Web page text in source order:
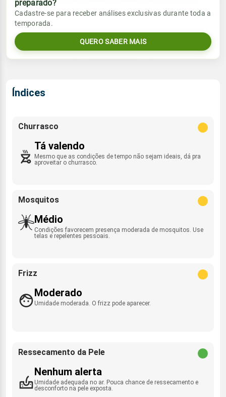
Umidade do ar
75% 98%
Rajada de vento
Sol
07:04h às 18:11h
Lua
Chuva
7.2mm
Umidade do ar
Vento
ESE - 3km/h
Rajada de vento
Sol
preparado?
Cadastre-se para receber análises exclusivas durante toda a
temporada.
QUERO SABER MAIS
Índices
Churrasco
Tá valendo
Mesmo que as condições de tempo não sejam ideais, dá pra
aproveitar o churrasco.
Mosquitos
Médio
Condições favorecem presença moderada de mosquitos. Use
telas e repelentes pessoais.
Frizz
Moderado
Umidade moderada. O frizz pode aparecer.
Ressecamento da Pele
Nenhum alerta
Umidade adequada no ar. Pouca chance de ressecamento e
desconforto na pele exposta.